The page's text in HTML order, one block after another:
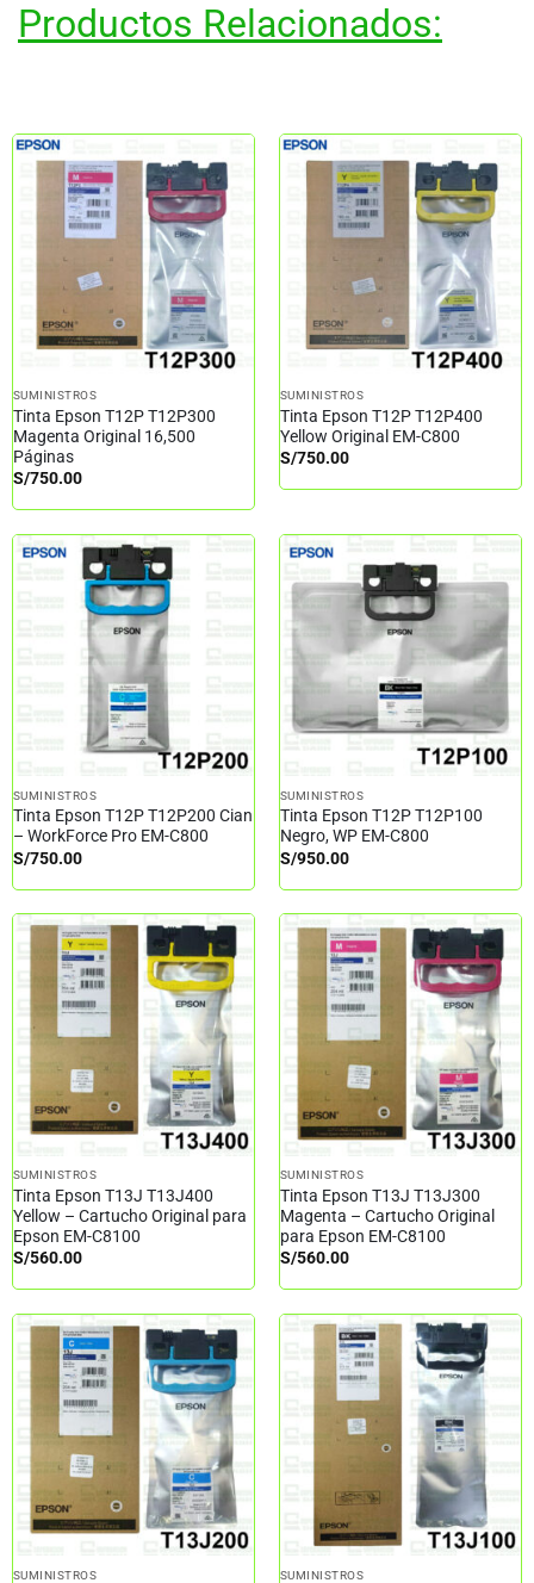
Productos Relacionados:
SUMINISTROS
Tinta Epson T12P T12P300
Magenta Original 16,500
Páginas
S/750.00
SUMINISTROS
Tinta Epson T12P T12P400
Yellow Original EM-C800
S/750.00
SUMINISTROS
Tinta Epson T12P T12P200 Cian
– WorkForce Pro EM-C800
S/750.00
SUMINISTROS
Tinta Epson T12P T12P100
Negro, WP EM-C800
S/950.00
SUMINISTROS
Tinta Epson T13J T13J400
Yellow – Cartucho Original para
Epson EM-C8100
S/560.00
SUMINISTROS
Tinta Epson T13J T13J300
Magenta – Cartucho Original
para Epson EM-C8100
S/560.00
SUMINISTROS SUMINISTROS